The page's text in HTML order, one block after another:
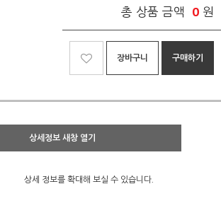
총 상품 금액 0 원
장바구니 구매하기
상세정보 새창 열기
상세 정보를 확대해 보실 수 있습니다.